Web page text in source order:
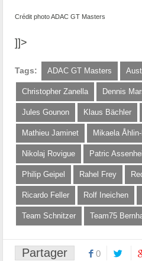
Crédit photo ADAC GT Masters
]]>
Tags: ADAC GT Masters
Christopher Zanella Dennis
Jules Gounon Klaus Bächler
Mathieu Jaminet Mikaela
Nikolaj Rovigue Patric
Philip Geipel Rahel Frey
Ricardo Feller Rolf Ineichen
Team Schnitzer Team75
Partager 0